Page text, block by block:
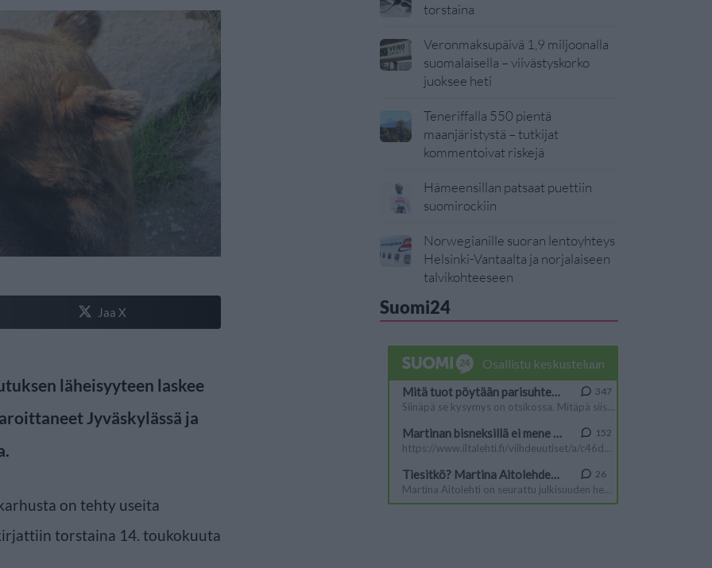
Jaa X
läheisyyteen laskee
Jyväskylässä ja
on tehty useita
torstaina 14. toukokuuta
torstaina
Veronmaksupäivä 1,9 miljoonalla
suomalaisella – viivästyskorko
juoksee heti
Teneriffalla 550 pientä
maanjäristystä – tutkijat
kommentoivat riskejä
Hämeensillan patsaat puettiin
suomirockiin
Norwegianille suoran lentoyhteys
Helsinki-Vantaalta ja norjalaiseen
talvikohteeseen
Suomi24